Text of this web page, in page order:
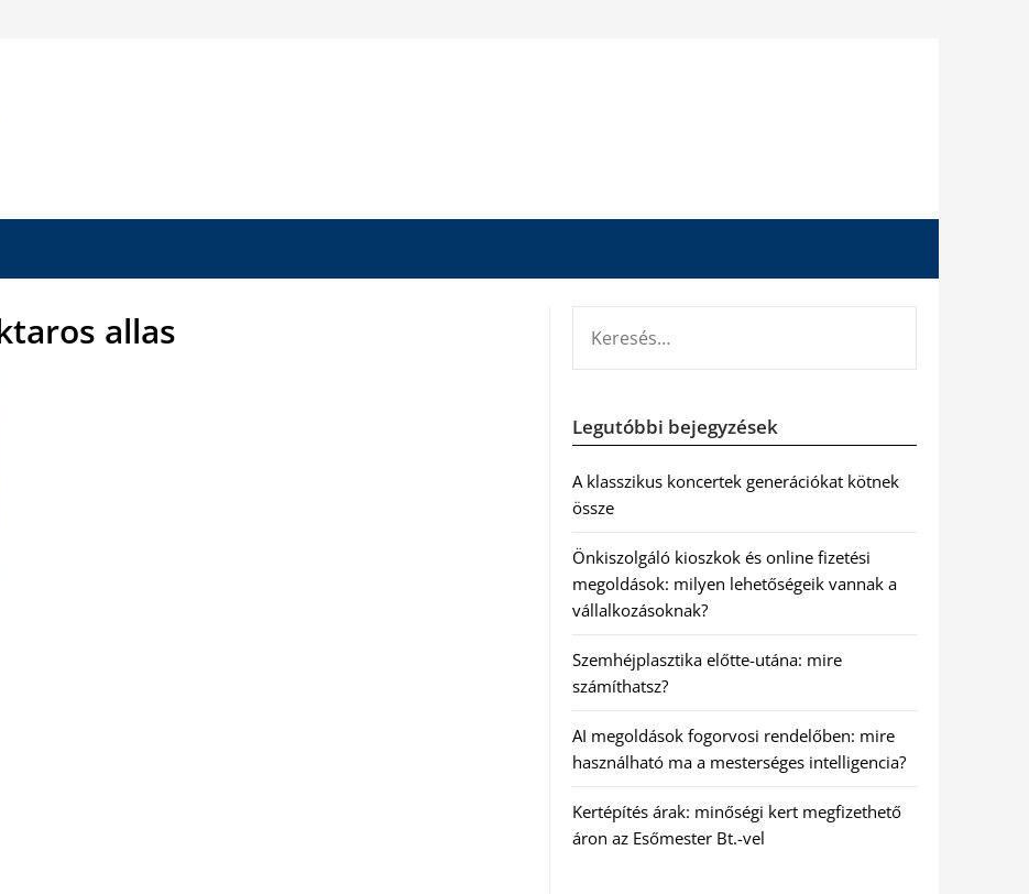
allas
Legutóbbi bejegyzések
A klasszikus koncertek generációkat kötnek
össze
Önkiszolgáló kioszkok és online fizetési
megoldások: milyen lehetőségeik vannak a
vállalkozásoknak?
Szemhéjplasztika előtte-utána: mire
számíthatsz?
AI megoldások fogorvosi rendelőben: mire
használható ma a mesterséges intelligencia?
Kertépítés árak: minőségi kert megfizethető
áron az Esőmester Bt.-vel